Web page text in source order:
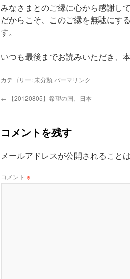
みなさまとのご縁に心から感謝して
だからこそ、このご縁を無駄にす
す。
いつも最後までお読みいただき、
カテゴリー:未分類 パーマリンク
← 【20120805】希望の国、日本
コメントを残す
メールアドレスが公開されること
コメント ※